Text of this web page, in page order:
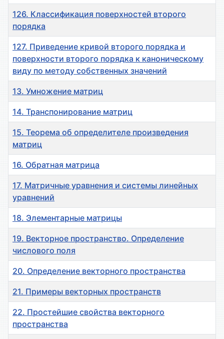
126. Классификация поверхностей второго
порядка
127. Приведение кривой второго порядка и
поверхности второго порядка к каноническому
виду по методу собственных значений
13. Умножение матриц
14. Транспонирование матриц
15. Теорема об определителе произведения
матриц
16. Обратная матрица
17. Матричные уравнения и системы линейных
уравнений
18. Элементарные матрицы
19. Векторное пространство. Определение
числового поля
20. Определение векторного пространства
21. Примеры векторных пространств
22. Простейшие свойства векторного
пространства